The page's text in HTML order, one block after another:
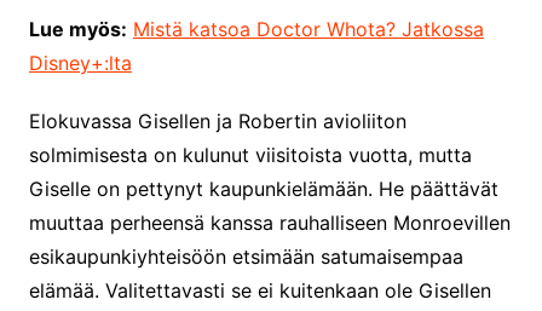
Lue myös: Mistä katsoa Doctor Whota? Jatkossa
Disney+:lta
Elokuvassa Gisellen ja Robertin avioliiton
solmimisesta on kulunut viisitoista vuotta, mutta
Giselle on pettynyt kaupunkielämään. He päättävät
muuttaa perheensä kanssa rauhalliseen Monroevillen
esikaupunkiyhteisöön etsimään satumaisempaa
elämää. Valitettavasti se ei kuitenkaan ole Gisellen